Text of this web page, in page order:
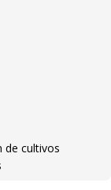
de cultivos